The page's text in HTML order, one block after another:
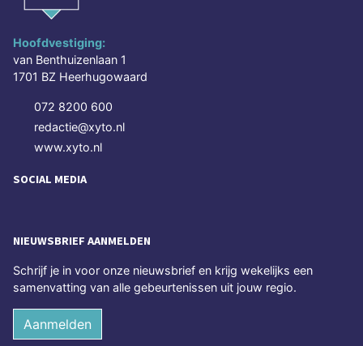
Hoofdvestiging:
van Benthuizenlaan 1
1701 BZ Heerhugowaard
072 8200 600
redactie@xyto.nl
www.xyto.nl
SOCIAL MEDIA
NIEUWSBRIEF AANMELDEN
Schrijf je in voor onze nieuwsbrief en krijg wekelijks een
samenvatting van alle gebeurtenissen uit jouw regio.
Aanmelden